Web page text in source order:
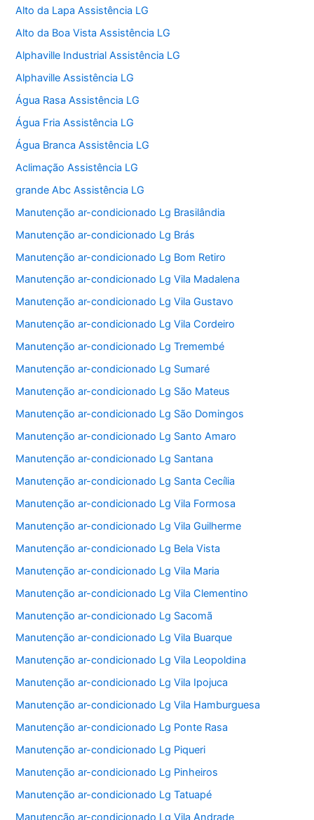
Alto da Lapa Assistência LG
Alto da Boa Vista Assistência LG
Alphaville Industrial Assistência LG
Alphaville Assistência LG
Água Rasa Assistência LG
Água Fria Assistência LG
Água Branca Assistência LG
Aclimação Assistência LG
grande Abc Assistência LG
Manutenção ar-condicionado Lg Brasilândia
Manutenção ar-condicionado Lg Brás
Manutenção ar-condicionado Lg Bom Retiro
Manutenção ar-condicionado Lg Vila Madalena
Manutenção ar-condicionado Lg Vila Gustavo
Manutenção ar-condicionado Lg Vila Cordeiro
Manutenção ar-condicionado Lg Tremembé
Manutenção ar-condicionado Lg Sumaré
Manutenção ar-condicionado Lg São Mateus
Manutenção ar-condicionado Lg São Domingos
Manutenção ar-condicionado Lg Santo Amaro
Manutenção ar-condicionado Lg Santana
Manutenção ar-condicionado Lg Santa Cecília
Manutenção ar-condicionado Lg Vila Formosa
Manutenção ar-condicionado Lg Vila Guilherme
Manutenção ar-condicionado Lg Bela Vista
Manutenção ar-condicionado Lg Vila Maria
Manutenção ar-condicionado Lg Vila Clementino
Manutenção ar-condicionado Lg Sacomã
Manutenção ar-condicionado Lg Vila Buarque
Manutenção ar-condicionado Lg Vila Leopoldina
Manutenção ar-condicionado Lg Vila Ipojuca
Manutenção ar-condicionado Lg Vila Hamburguesa
Manutenção ar-condicionado Lg Ponte Rasa
Manutenção ar-condicionado Lg Piqueri
Manutenção ar-condicionado Lg Pinheiros
Manutenção ar-condicionado Lg Tatuapé
Manutenção ar-condicionado Lg Vila Andrade